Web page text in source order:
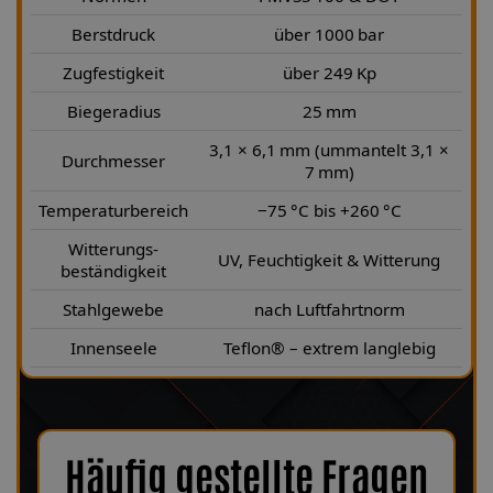
Berstdruck
über 1000 bar
Zugfestigkeit
über 249 Kp
Biegeradius
25 mm
Durchmesser
3,1 × 6,1 mm (ummantelt 3,1 ×
7 mm)
Temperaturbereich
−75 °C bis +260 °C
Witterungs-
beständigkeit
UV, Feuchtigkeit & Witterung
Stahlgewebe
nach Luftfahrtnorm
Innenseele
Teflon® – extrem langlebig
Häufig gestellte Fragen